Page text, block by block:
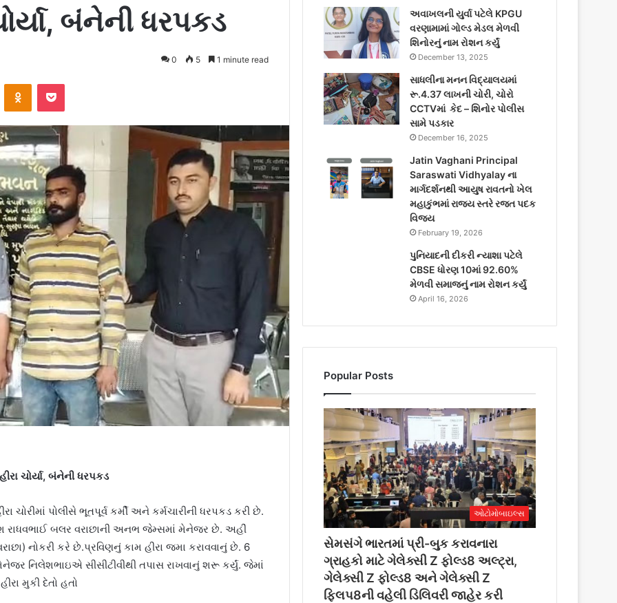
બંનેની ધરપકડ
0 5 1 minute read
ચોર્યા, બંનેની ધરપકડ
ચોરીમાં પોલીસે ભૂતપૂર્વ કર્મી અને કર્મચારીની ધરપકડ કરી છે.
રાધવભાઈ બલર વરાછાની અનભ જેમ્સમાં મેનેજર છે. અહીં
નોકરી કરે છે.પ્રવિણનું કામ હીરા જમા કરાવવાનું છે. 6
નિલેશભાઇએ સીસીટીવીથી તપાસ રાખવાનું શરૂ કર્યું. જેમાં
મુકી દેતો હતો
અવાખલની યુર્વા પટેલે KPGU
વરણામામાં ગોલ્ડ મેડલ મેળવી
શિનોરનું નામ રોશન કર્યું
December 13, 2025
સાધલીના મનન વિદ્યાલયમાં
રૂ.4.37 લાખની ચોરી, ચોરો
CCTVમાં કેદ – શિનોર પોલીસ
સામે પડકાર
December 16, 2025
Jatin Vaghani Principal
Saraswati Vidhyalay ના
માર્ગદર્શનથી આયુષ રાવતનો ખેલ
મહાકુંભમાં રાજ્ય સ્તરે રજત પદક
વિજય
February 19, 2026
પુનિયાદની દીકરી ન્યાશા પટેલે
CBSE ધોરણ 10માં 92.60%
મેળવી સમાજનું નામ રોશન કર્યું
April 16, 2026
Popular Posts
ઓટોમોબાઇલ્સ
સેમસંગે ભારતમાં પ્રી-બુક કરાવનારા
ગ્રાહકો માટે ગેલેક્સી Z ફોલ્ડ8 અલ્ટ્રા,
ગેલેક્સી Z ફોલ્ડ8 અને ગેલેક્સી Z
ફ્લિપ8ની વહેલી ડિલિવરી જાહેર કરી